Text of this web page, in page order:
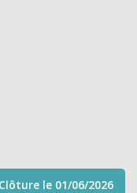
Clôture le 01/06/2026